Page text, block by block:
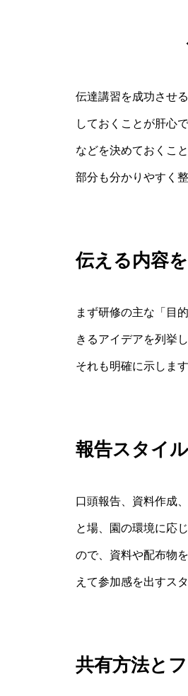
伝達講習を成功させ
しておくことが肝心
などを決めておくこ
部分も分かりやすく
伝える内容
まず研修の主な「目
きるアイデアを列挙
それも明確に示しま
報告スタイ
口頭報告、資料作成
と場、園の環境に応
ので、資料や配布物
えて参加感を出すス
共有方法と